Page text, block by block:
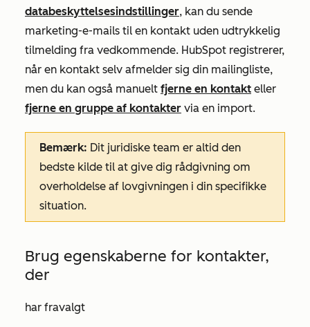
databeskyttelsesindstillinger, kan du sende
marketing-e-mails til en kontakt uden udtrykkelig
tilmelding fra vedkommende. HubSpot registrerer,
når en kontakt selv afmelder sig din mailingliste,
men du kan også manuelt fjerne en kontakt eller
fjerne en gruppe af kontakter via en import.
Bemærk: Dit juridiske team er altid den
bedste kilde til at give dig rådgivning om
overholdelse af lovgivningen i din specifikke
situation.
Brug egenskaberne for kontakter,
der
har fravalgt